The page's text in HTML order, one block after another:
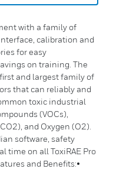
with a family of
calibration and
for easy
on training. The
and largest family of
that can reliably and
toxic industrial
(VOCs),
and Oxygen (O2).
software, safety
time on all ToxiRAE Pro
and Benefits:•